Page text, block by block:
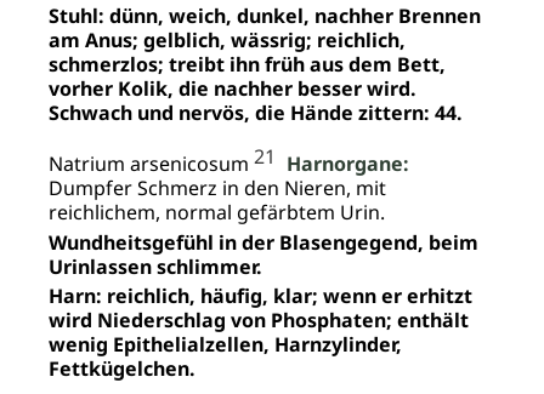
Stuhl: dünn, weich, dunkel, nachher Brennen
am Anus; gelblich, wässrig; reichlich,
schmerzlos; treibt ihn früh aus dem Bett,
vorher Kolik, die nachher besser wird.
Schwach und nervös, die Hände zittern: 44.
Natrium arsenicosum 21 Harnorgane:
Dumpfer Schmerz in den Nieren, mit
reichlichem, normal gefärbtem Urin.
Wundheitsgefühl in der Blasengegend, beim
Urinlassen schlimmer.
Harn: reichlich, häufig, klar; wenn er erhitzt
wird Niederschlag von Phosphaten; enthält
wenig Epithelialzellen, Harnzylinder,
Fettkügelchen.